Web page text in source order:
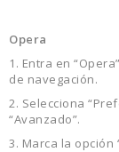
Opera
1. Entra en
de navegación.
2. Selecciona
“Avanzado”.
3. Marca la opción